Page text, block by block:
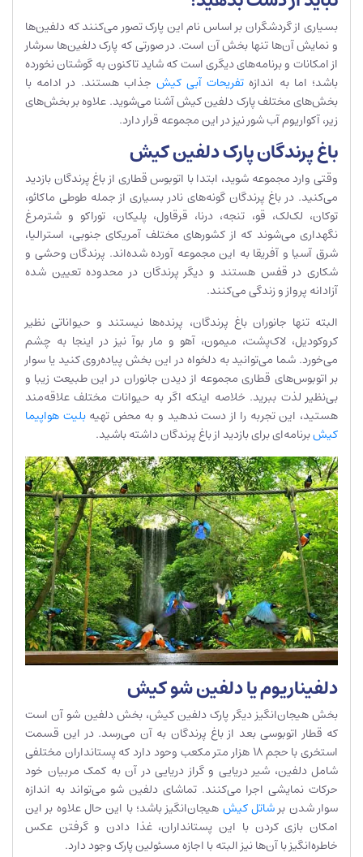
بسیاری از گردشگران بر اساس نام این پارک تصور می‌کنند که دلفین‌ها
و نمایش آن‌ها تنها بخش آن است. در صورتی که پارک دلفین‌ها سرشار
از امکانات و برنامه‌های دیگری است که شاید تاکنون به گوشتان نخورده
باشد؛ اما به اندازه تفریحات آبی کیش جذاب هستند. در ادامه با
بخش‌های مختلف پارک دلفین کیش آشنا می‌شوید. علاوه بر بخش‌های
زیر، آکواریوم آب شور نیز در این مجموعه قرار دارد.
باغ پرندگان پارک دلفین کیش
وقتی وارد مجموعه شوید، ابتدا با اتوبوس قطاری از باغ پرندگان بازدید
می‌کنید. در باغ پرندگان گونه‌های نادر بسیاری از جمله طوطی ماکائو،
توکان، لک‌لک، قو، تنجه، درنا، قرقاول، پلیکان، توراکو و شترمرغ
نگهداری می‌شوند که از کشورهای مختلف آمریکای جنوبی، استرالیا،
شرق آسیا و آفریقا به این مجموعه آورده شده‌اند. پرندگان وحشی و
شکاری در قفس هستند و دیگر پرندگان در محدوده تعیین شده
آزادانه پرواز و زندگی می‌کنند.
البته تنها جانوران باغ پرندگان، پرنده‌ها نیستند و حیواناتی نظیر
کروکودیل، لاک‌پشت، میمون، آهو و مار بوآ نیز در اینجا به چشم
می‌خورد. شما می‌توانید به دلخواه در این بخش پیاده‌روی کنید یا سوار
بر اتوبوس‌های قطاری مجموعه از دیدن جانوران در این طبیعت زیبا و
بی‌نظیر لذت ببرید. خلاصه اینکه اگر به حیوانات مختلف علاقه‌مند
هستید، این تجربه را از دست ندهید و به محض تهیهبلیت هواپیما
کیشبرنامه‌ای برای بازدید از باغ پرندگان داشته باشید.
دلفیناریوم یا دلفین شو کیش
بخش هیجان‌انگیز دیگر پارک دلفین کیش، بخش دلفین شو آن است
که قطار اتوبوسی بعد از باغ پرندگان به آن می‌رسد. در این قسمت
استخری با حجم 18 هزار متر مکعب وحود دارد که پستانداران مختلفی
شامل دلفین، شیر دریایی و گراز دریایی در آن به کمک مربیان خود
حرکات نمایشی اجرا می‌کنند. تماشای دلفین شو می‌تواند به اندازه
سوار شدن برشاتل کیش هیجان‌انگیز باشد؛ با این حال علاوه بر این
امکان بازی کردن با این پستانداران، غذا دادن و گرفتن عکس
خاطره‌انگیز با آن‌ها نیز البته با اجازه مسئولین پارک وجود دارد.